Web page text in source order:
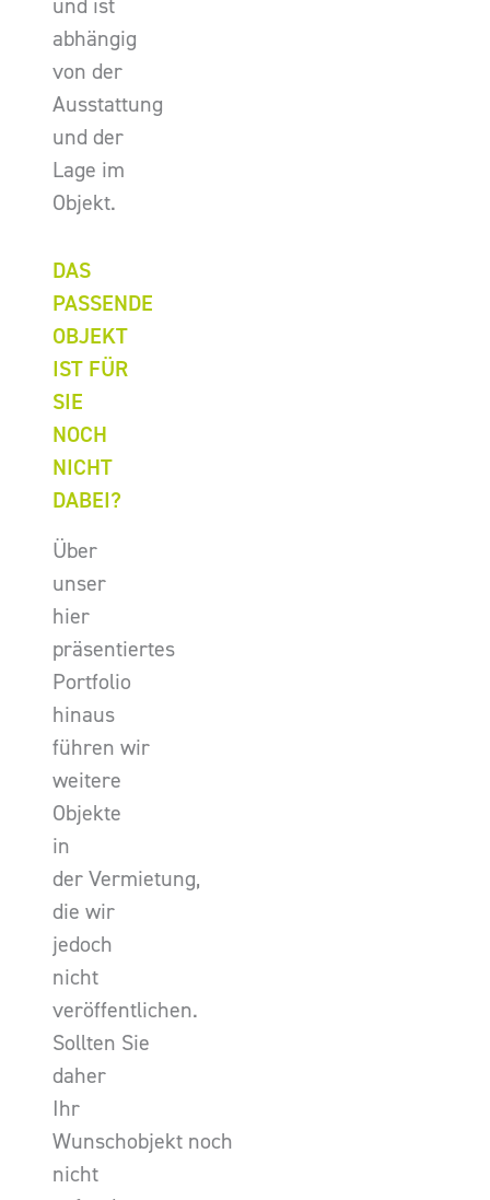
und ist
abhängig
von der
Ausstattung
und der
Lage im
Objekt.
DAS
PASSENDE
OBJEKT
IST FÜR
SIE
NOCH
NICHT
DABEI?
Über
unser
hier
präsentiertes
Portfolio
hinaus
führen wir
weitere
Objekte
in
der Vermietung,
die wir
jedoch
nicht
veröffentlichen.
Sollten Sie
daher
Ihr
Wunschobjekt noch
nicht